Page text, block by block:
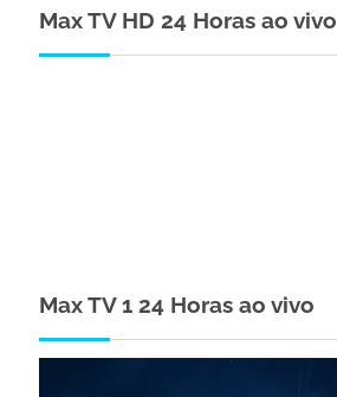
Max TV HD 24 Horas ao vivo
Max TV 1 24 Horas ao vivo